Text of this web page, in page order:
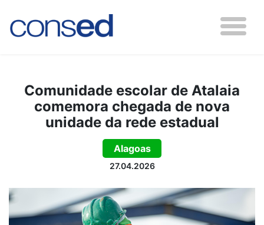
Comunidade escolar de Atalaia
comemora chegada de nova
unidade da rede estadual
Alagoas
27.04.2026